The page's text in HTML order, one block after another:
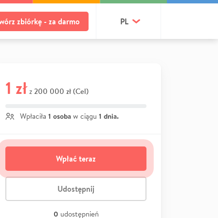
zbiórkę - za darmo PL
1 zł z 200 000 zł (Cel)
Wpłaciła 1 osoba w ciągu 1 dnia.
Wpłać teraz
Udostępnij
0 udostępnień